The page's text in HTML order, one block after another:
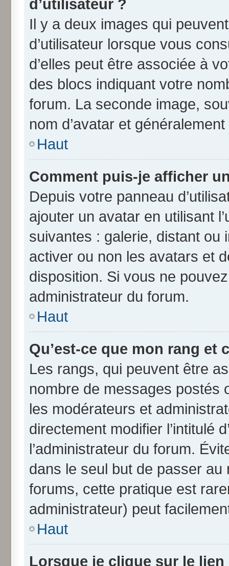
d’utilisateur ?
Il y a deux images qui
d’utilisateur lorsque vous
d’elles peut être associée à
des blocs indiquant votre
forum. La seconde image,
nom d’avatar et
Haut
Comment puis-je afficher
Depuis votre panneau
ajouter un avatar en utilisant
suivantes : galerie, distant ou
activer ou non les avatars et
disposition. Si vous ne
administrateur du forum.
Haut
Qu’est-ce que mon rang et
Les rangs, qui peuvent être
nombre de messages postés
les modérateurs et
directement modifier l’intitulé
l’administrateur du forum.
dans le seul but de passer
forums, cette pratique est
administrateur) peut
Haut
Lorsque je clique sur le lien